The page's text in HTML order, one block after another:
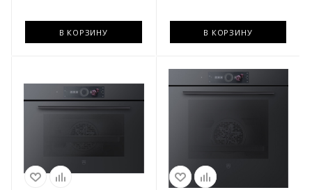
В КОРЗИНУ В КОРЗИНУ